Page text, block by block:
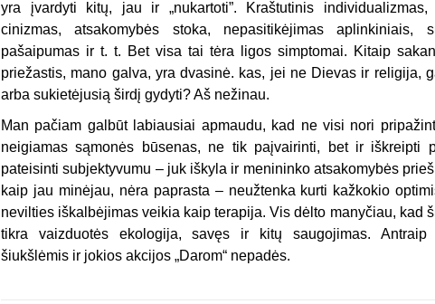
yra įvardyti kitų, jau ir „nukartoti”. Kraštutinis individualizmas,
cinizmas, atsakomybės stoka, nepasitikėjimas aplinkiniais,
pašaipumas ir t. t. Bet visa tai tėra ligos simptomai. Kitaip
priežastis, mano galva, yra dvasinė. kas, jei ne Dievas ir religija,
arba sukietėjusią širdį gydyti? Aš nežinau.
Man pačiam galbūt labiausiai apmaudu, kad ne visi nori
neigiamas sąmonės būsenas, ne tik paįvairinti, bet ir iškreipti
pateisinti subjektyvumu – juk iškyla ir menininko atsakomybės
kaip jau minėjau, nėra paprasta – neužtenka kurti kažkokio
nevilties iškalbėjimas veikia kaip terapija. Vis dėlto manyčiau, kad
tikra vaizduotės ekologija, savęs ir kitų saugojimas. Antraip
šiukšlėmis ir jokios akcijos „Darom“ nepadės.